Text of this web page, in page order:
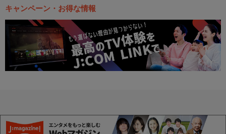
キャンペーン・お得な情報